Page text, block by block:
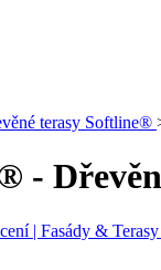
terasy Softline®
-